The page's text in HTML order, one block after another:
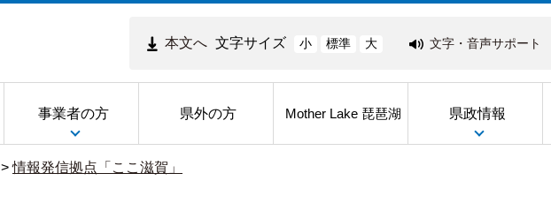
本文へ 文字サイズ 小 標準 大 文字・音声サポート
事業者の方 県外の方 Mother Lake 琵琶湖 県政情報
>情報発信拠点「ここ滋賀」